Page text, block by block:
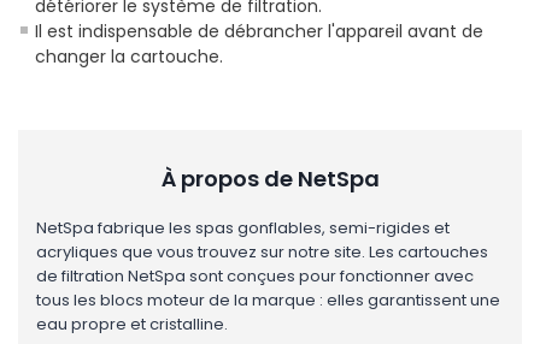
détériorer le système de filtration.
Il est indispensable de débrancher l'appareil avant de
changer la cartouche.
À propos de NetSpa
NetSpa fabrique les spas gonflables, semi-rigides et
acryliques que vous trouvez sur notre site. Les cartouches
de filtration NetSpa sont conçues pour fonctionner avec
tous les blocs moteur de la marque : elles garantissent une
eau propre et cristalline.